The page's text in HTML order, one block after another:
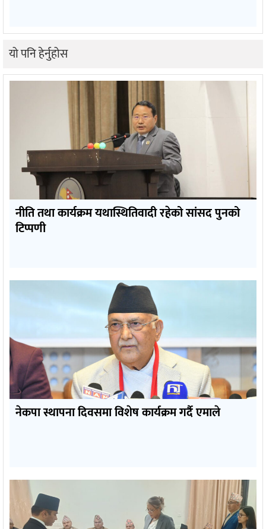
यो पनि हेर्नुहोस
नीति तथा कार्यक्रम यथास्थितिवादी रहेको सांसद पुनको
टिप्पणी
नेकपा स्थापना दिवसमा विशेष कार्यक्रम गर्दै एमाले